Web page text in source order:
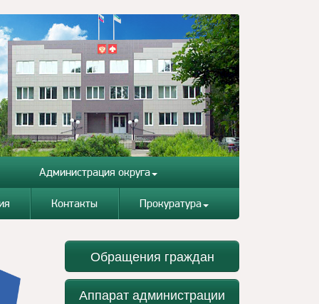
Администрация округа
Контакты Прокуратура
Обращения граждан
Аппарат администрации